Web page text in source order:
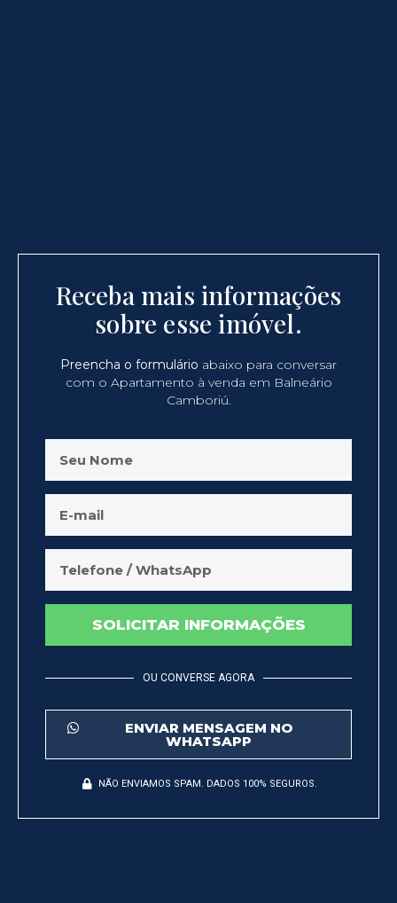
Receba mais informações
sobre esse imóvel.
Preencha o formulário abaixo para conversar
com o Apartamento à venda em Balneário
Camboriú.
SOLICITAR INFORMAÇÕES
OU CONVERSE AGORA
ENVIAR MENSAGEM NO
WHATSAPP
NÃO ENVIAMOS SPAM. DADOS 100% SEGUROS.